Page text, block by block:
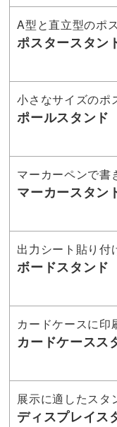
A型と直立型のポ
ポスタースタン
小さなサイズのポ
ポールスタンド
マーカーペンで書
マーカースタン
出力シート貼り付
ボードスタンド
カードケースに印
カードケースス
展示に適したスタ
ディスプレイス